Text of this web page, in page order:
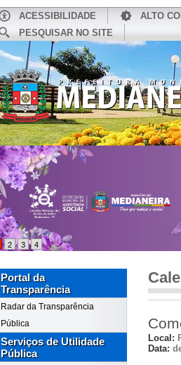
ACESSIBILIDADE ALTO
PESQUISAR NO SITE
2 3 4
Portal da
Transparência
Radar da Transparência
Pública
Serviços de Utilidade
Pública
Local:
Data: